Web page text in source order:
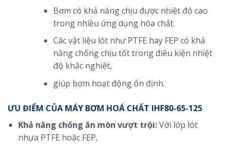
Bơm có khả năng chịu được nhiệt độ cao
trong nhiều ứng dụng hóa chất.
Các vật liệu lót như PTFE hay FEP có khả
năng chống chịu tốt trong điều kiện nhiệt
độ khắc nghiệt,
giúp bơm hoạt động ổn định.
ƯU ĐIỂM CỦA MÁY BƠM HOÁ CHẤT IHF80-65-125
Khả năng chống ăn mòn vượt trội:Với lớp lót
nhựa PTFE hoặc FEP,